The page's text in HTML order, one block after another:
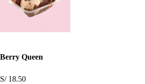
Berry Queen
S/ 18.50